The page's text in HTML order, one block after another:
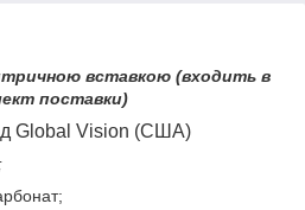
вставкою (входить в
поставки)
Global Vision (США)
;